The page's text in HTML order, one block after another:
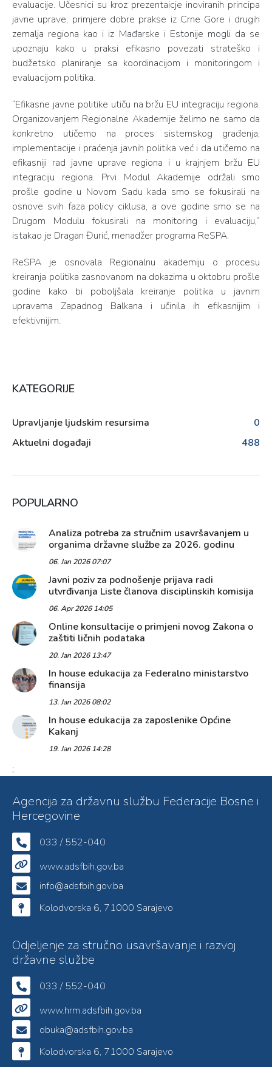
evaluacije. Učesnici su kroz prezentaicje inoviranih principa
javne uprave, primjere dobre prakse iz Crne Gore i drugih
zemalja regiona kao i iz Mađarske i Estonije mogli da se
upoznaju kako u praksi efikasno povezati strateško i
budžetsko planiranje sa koordinacijom i monitoringom i
evaluacijom politika.
“Efikasne javne politike utiču na bržu EU integraciju regiona.
Organizovanjem Regionalne Akademije želimo ne samo da
konkretno utičemo na proces sistemskog građenja,
implementacije i praćenja javnih politika već i da utičemo na
efikasniji rad javne uprave regiona i u krajnjem bržu EU
integraciju regiona. Prvi Modul Akademije održali smo
prošle godine u Novom Sadu kada smo se fokusirali na
osnove svih faza policy ciklusa, a ove godine smo se na
Drugom Modulu fokusirali na monitoring i evaluaciju,”
istakao je Dragan Đurić, menadžer programa ReSPA.
ReSPA je osnovala Regionalnu akademiju o procesu
kreiranja politika zasnovanom na dokazima u oktobru prošle
godine kako bi poboljšala kreiranje politika u javnim
upravama Zapadnog Balkana i učinila ih efikasnijim i
efektivnijim.
KATEGORIJE
Upravljanje ljudskim resursima
0
Aktuelni događaji
488
POPULARNO
Analiza potreba za stručnim usavršavanjem u
organima državne službe za 2026. godinu
06. Jan 2026 07:07
Javni poziv za podnošenje prijava radi
utvrđivanja Liste članova disciplinskih komisija
06. Apr 2026 14:05
Online konsultacije o primjeni novog Zakona o
zaštiti ličnih podataka
20. Jan 2026 13:47
In house edukacija za Federalno ministarstvo
finansija
13. Jan 2026 08:02
In house edukacija za zaposlenike Općine
Kakanj
19. Jan 2026 14:28
;
Agencija za državnu službu Federacije Bosne i
Hercegovine
033 / 552-040
www.adsfbih.gov.ba
info@adsfbih.gov.ba
Kolodvorska 6, 71000 Sarajevo
Odjeljenje za stručno usavršavanje i razvoj
državne službe
033 / 552-040
www.hrm.adsfbih.gov.ba
obuka@adsfbih.gov.ba
Kolodvorska 6, 71000 Sarajevo